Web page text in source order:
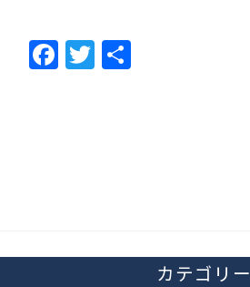
F
ac
T
w
カテゴリー